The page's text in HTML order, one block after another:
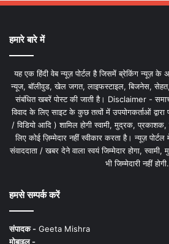
हमारे बारे में
यह एक हिंदी वेब न्यूज़ पोर्टल है जिसमें ब्रेकिंग न्यूज़ के
न्यूज, बॉलीवुड, खेल जगत, लाइफस्टाइल, बिजनेस, सेहत,
संबंधित खबरें पोस्ट की जाती है। Disclaimer -
विवाद के लिए साइट के कुछ तत्वों में उपयोगकर्ताओं
/ विडियो आदि ) शामिल होगी स्वामी, मुद्रक,
लिए कोई ज़िम्मेदार नहीं स्वीकार करता है। न्यूज़
संवाददाता / खबर देने वाला स्वयं जिम्मेदार होगा,
भी जिम्मेदारी नहीं होगी.
हमसे सम्पर्क करें
संपादक - Geeta Mishra
मोबाइल -